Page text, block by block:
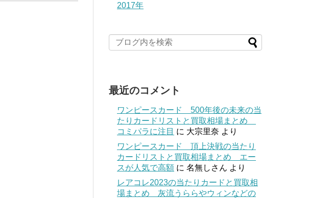
2017年
最近のコメント
ワンピースカード 500年後の未来の当
たりカードリストと買取相場まとめ
コミパラに注目 に 大宗里奈 より
ワンピースカード 頂上決戦の当たり
カードリストと買取相場まとめ エー
スが人気で高額 に 名無しさん より
レアコレ2023の当たりカードと買取相
場まとめ 灰流うららやウィンなどの